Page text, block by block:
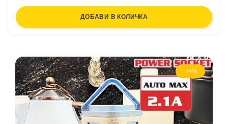
ДОБАВИ В КОЛИЧКА
-74%